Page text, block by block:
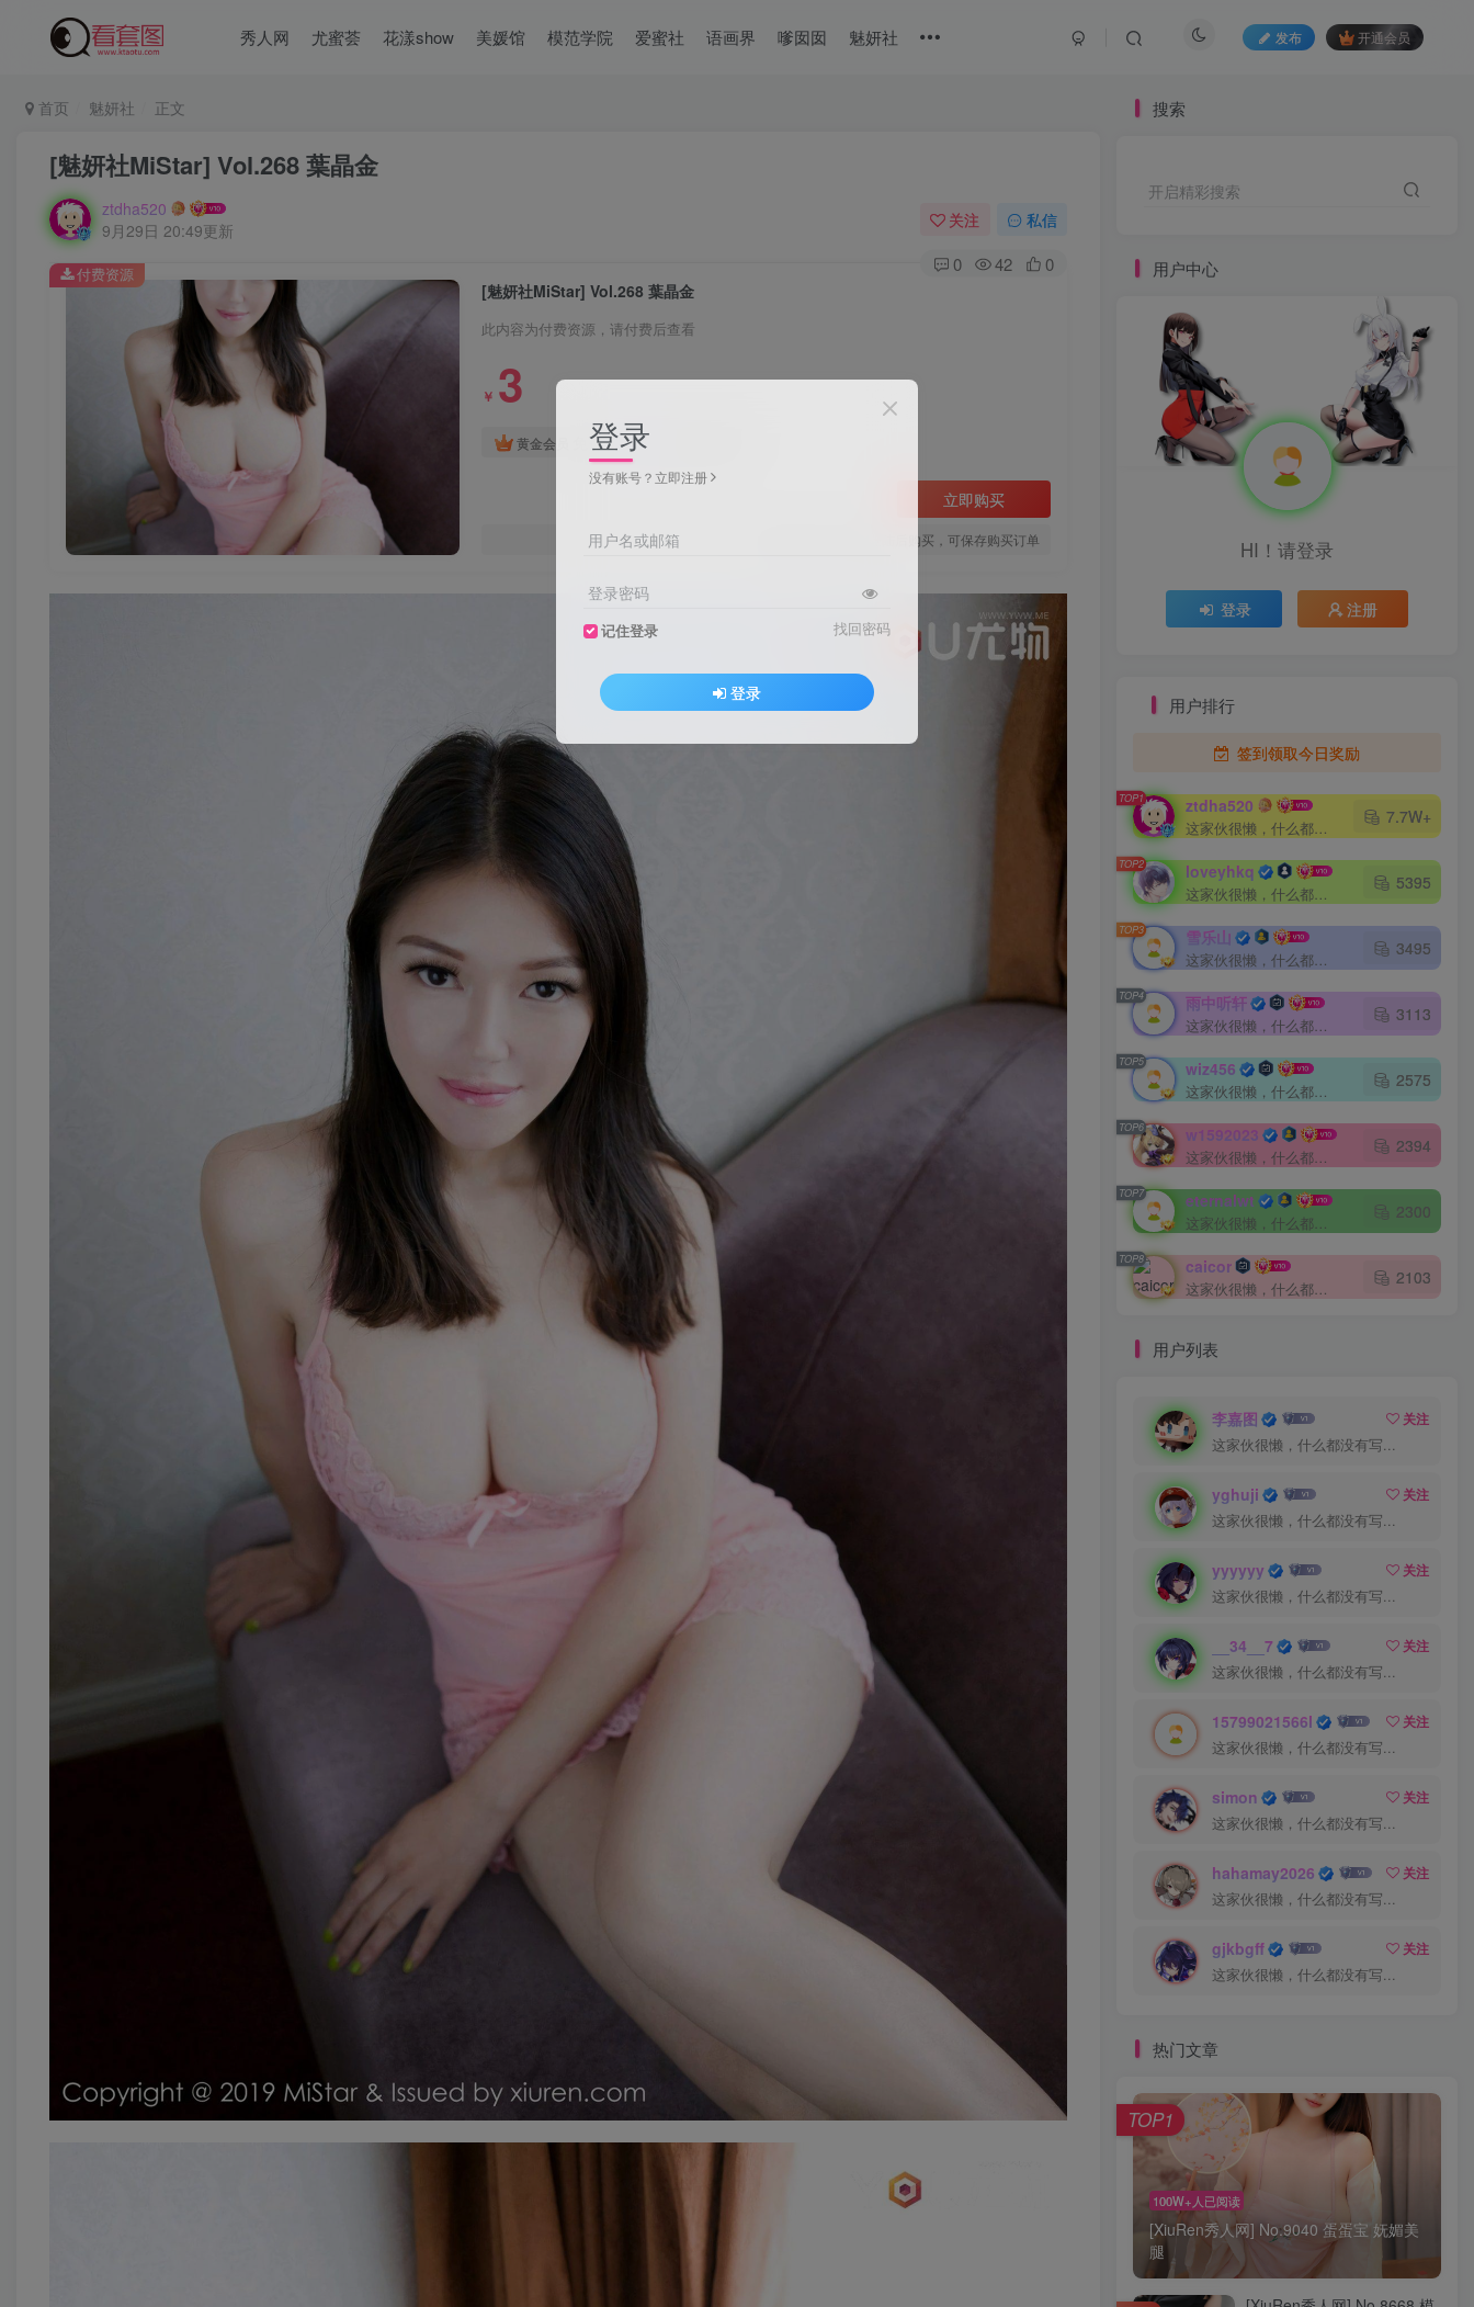
秀人网 尤蜜荟 花漾show 美媛馆 模范学院 爱蜜社 语画界 嗲囡囡 魅妍社 发布 开通会员
首页 魅妍社 正文
[魅妍社MiStar] Vol.268 葉晶金
ztdha520
9月29日 20:49更新
关注 私信
0 42 0
[魅妍社MiStar] Vol.268 葉晶金
此内容为付费资源，请付费后查看
￥ 3
黄金会员 免费
立即购买
您当前未登录！建议登陆后购买，可保存购买订单
付费资源
搜索
开启精彩搜索
用户中心
HI！请登录
登录 注册
用户排行
签到领取今日奖励
TOP1 ztdha520
这家伙很懒，什么都没有写...
7.7W+
TOP2 loveyhkq
这家伙很懒，什么都没有写...
5395
TOP3 雪乐山
这家伙很懒，什么都没有写...
3495
TOP4 雨中听轩
这家伙很懒，什么都没有写...
3113
TOP5 wiz456
这家伙很懒，什么都没有写...
2575
TOP6 w1592023
这家伙很懒，什么都没有写...
2394
TOP7 eternalwt
这家伙很懒，什么都没有写...
2300
TOP8 caicor
这家伙很懒，什么都没有写...
2103
用户列表
李嘉图
关注
这家伙很懒，什么都没有写...
yghuji
关注
这家伙很懒，什么都没有写...
yyyyyy
关注
这家伙很懒，什么都没有写...
__34__7
关注
这家伙很懒，什么都没有写...
15799021566l
关注
这家伙很懒，什么都没有写...
simon
关注
这家伙很懒，什么都没有写...
hahamay2026
关注
这家伙很懒，什么都没有写...
gjkbgff
关注
这家伙很懒，什么都没有写...
热门文章
100W+人已阅读
[XiuRen秀人网] No.9040 蛋蛋宝 妩媚美
腿
TOP1
登录
没有账号？立即注册
用户名或邮箱
登录密码
记住登录 找回密码
登录